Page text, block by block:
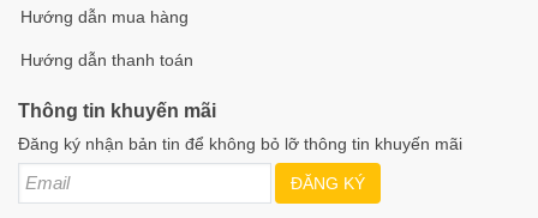
Loại bỏ đối
định sẵn, chẳng hạn như hiện vật trưng
ngoại lệ
Phát hiện thay đổi cảnh
Phát
hiện/Nhận
diện
Phát hiện khuôn mặt
Hướng dẫn mua hàng
Hướng dẫn thanh toán
Thông tin khuyến mãi
Đăng ký nhận bản tin để không bỏ lỡ thông tin khuyến mãi
ĐĂNG KÝ